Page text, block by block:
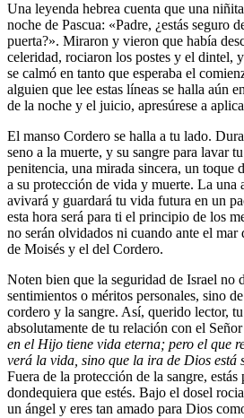
Una leyenda hebrea cuenta que una
noche de Pascua: «Padre, ¿estás seguro
puerta?». Miraron y vieron que había
celeridad, rociaron los postes y el dintel,
se calmó en tanto que esperaba el
alguien que lee estas líneas se halla aún
de la noche y el juicio, apresúrese a
El manso Cordero se halla a tu lado.
seno a la muerte, y su sangre para lavar
penitencia, una mirada sincera, un toque
a su protección de vida y muerte. La una
avivará y guardará tu vida futura en un
esta hora será para ti el principio de los
no serán olvidados ni cuando ante el mar
de Moisés y el del Cordero.
Noten bien que la seguridad de Israel no
sentimientos o méritos personales, sino
cordero y la sangre. Así, querido lector,
absolutamente de tu relación con el
en el Hijo tiene vida eterna; pero el que
verá la vida, sino que la ira de Dios está
Fuera de la protección de la sangre, estás
dondequiera que estés. Bajo el dosel
un ángel y eres tan amado para Dios